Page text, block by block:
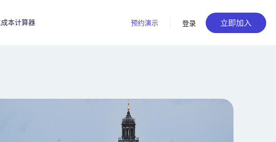
成本计算器 预约演示 登录 立即加入